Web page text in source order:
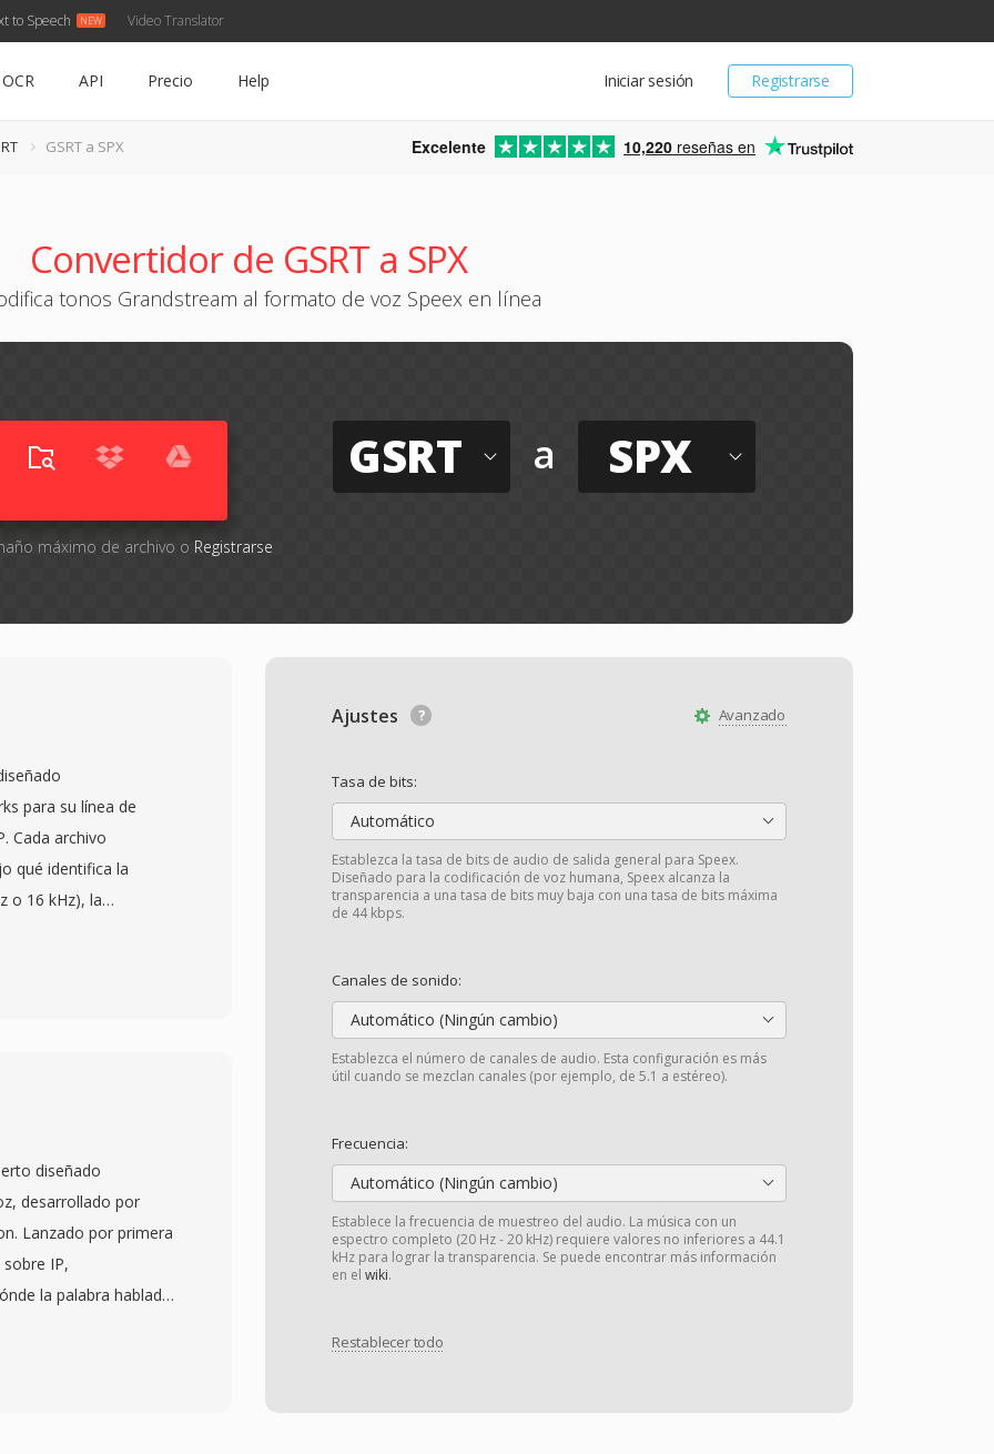
to Speech Video Translator
Registrarse
Iniciar sesión
OCR API Precio Help
GSRT a SPX Excelente 10,220 reseñas en
Convertidor de GSRT a SPX
tonos Grandstream al formato de voz Speex en línea
máximo de archivo o Registrarse
GSRT a SPX
Avanzado
Ajustes
Tasa de bits:
Automático
Establezca la tasa de bits de audio de salida general para Speex.
Diseñado para la codificación de voz humana, Speex alcanza la
transparencia a una tasa de bits muy baja con una tasa de bits máxima
de 44 kbps.
Canales de sonido:
Automático (Ningún cambio)
Establezca el número de canales de audio. Esta configuración es más
útil cuando se mezclan canales (por ejemplo, de 5.1 a estéreo).
Frecuencia:
Automático (Ningún cambio)
Establece la frecuencia de muestreo del audio. La música con un
espectro completo (20 Hz - 20 kHz) requiere valores no inferiores a 44.1
kHz para lograr la transparencia. Se puede encontrar más información
en el wiki.
Restablecer todo
para su línea de
Cada archivo
qué identifica la
o 16 kHz), la
seguida de datos de
de bits. Los tonos
centralizado, lo
audio
de la telefonía VoIP
qué las
la carga
diseñado
desarrollado por
Lanzado por primera
IP,
la palabra hablada
de una red. Los